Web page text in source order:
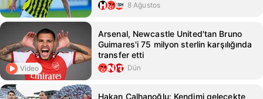
8 Ağustos
Video
Arsenal, Newcastle United'tan Bruno
Guimares'i 75 milyon sterlin karşılığında
transfer etti
Dün
Hakan Çalhanoğlu: Kendimi gelecekte